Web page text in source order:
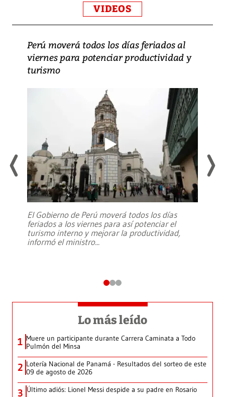
VIDEOS
Perú moverá todos los días feriados al
viernes para potenciar productividad y
turismo
El Gobierno de Perú moverá todos los días
feriados a los viernes para así potenciar el
turismo interno y mejorar la productividad,
informó el ministro...
Lo más leído
1 Muere un participante durante Carrera Caminata a Todo
Pulmón del Minsa
2 Lotería Nacional de Panamá - Resultados del sorteo de este
09 de agosto de 2026
3 Último adiós: Lionel Messi despide a su padre en Rosario